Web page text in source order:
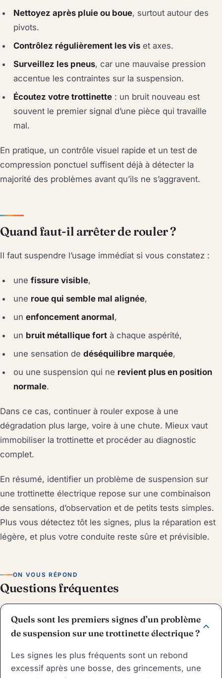
Nettoyez après pluie ou boue, surtout autour des
pivots.
Contrôlez régulièrement les vis et axes.
Surveillez les pneus, car une mauvaise pression
accentue les contraintes sur la suspension.
Écoutez votre trottinette : un bruit nouveau est
souvent le premier signal d’une pièce qui travaille
mal.
En pratique, un contrôle visuel rapide et un test de
compression ponctuel suffisent déjà à détecter la
majorité des problèmes avant qu’ils ne s’aggravent.
Quand faut-il arrêter de rouler ?
Il faut suspendre l’usage immédiat si vous constatez :
unefissure visible,
une roue qui semble mal alignée,
unenfoncement anormal,
un bruit métallique fort à chaque aspérité,
une sensation dedéséquilibre marquée,
ou une suspension qui ne revient plus en position
normale.
Dans ce cas, continuer à rouler expose à une
dégradation plus large, voire à une chute. Mieux vaut
immobiliser la trottinette et procéder au diagnostic
complet.
En résumé, identifier un problème de suspension sur
une trottinette électrique repose sur une combinaison
de sensations, d’observation et de petits tests simples.
Plus vous détectez tôt les signes, plus la réparation est
légère, et plus votre conduite reste sûre et prévisible.
ON VOUS RÉPOND
Questions fréquentes
Quels sont les premiers signes d’un problème
de suspension sur une trottinette électrique ?
Les signes les plus fréquents sont un rebond
excessif après une bosse, des grincements, une